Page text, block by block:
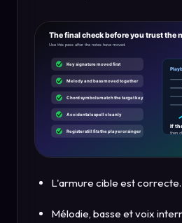
L'armure cible est correcte.
Mélodie, basse et voix